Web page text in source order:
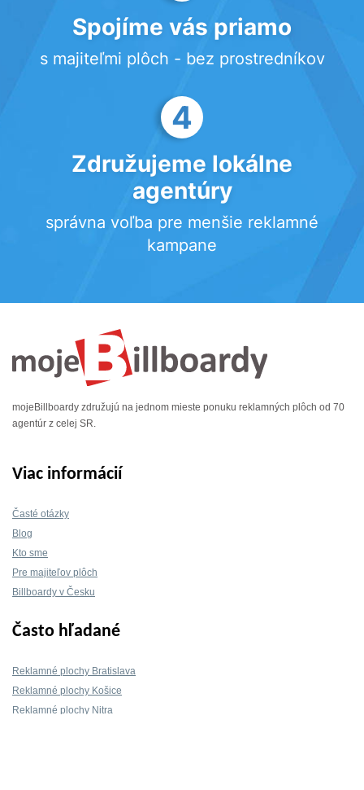
Spojíme vás priamo
s majiteľmi plôch - bez prostredníkov
4
Združujeme lokálne
agentúry
správna voľba pre menšie reklamné
kampane
mojeBillboardy združujú na jednom mieste ponuku reklamných plôch od 70
agentúr z celej SR.
Viac informácií
Časté otázky
Blog
Kto sme
Pre majiteľov plôch
Billboardy v Česku
Často hľadané
Reklamné plochy Bratislava
Reklamné plochy Košice
Reklamné plochy Nitra